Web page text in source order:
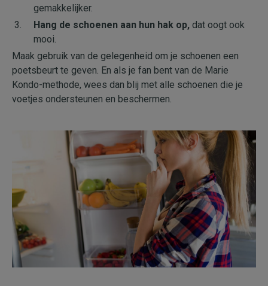
gemakkelijker.
Hang de schoenen aan hun hak op, dat oogt ook
mooi.
Maak gebruik van de gelegenheid om je schoenen een
poetsbeurt te geven. En als je fan bent van de Marie
Kondo-methode, wees dan blij met alle schoenen die je
voetjes ondersteunen en beschermen.